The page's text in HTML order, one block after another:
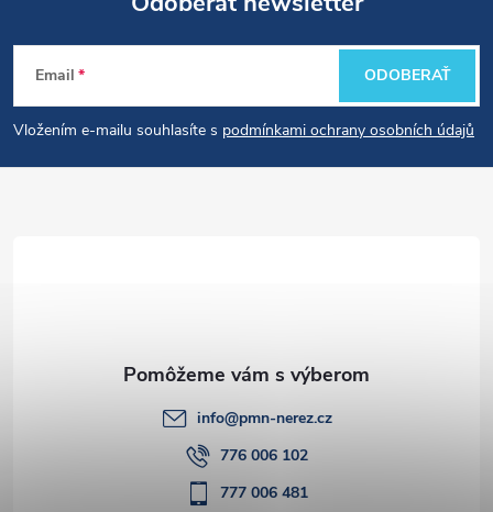
Z
á
p
Email
Vložením e-mailu souhlasíte s podmínkami ochrany osobních údajů
ODOBERAŤ
info@pmn-nerez.cz
776 006 102
777 006 481